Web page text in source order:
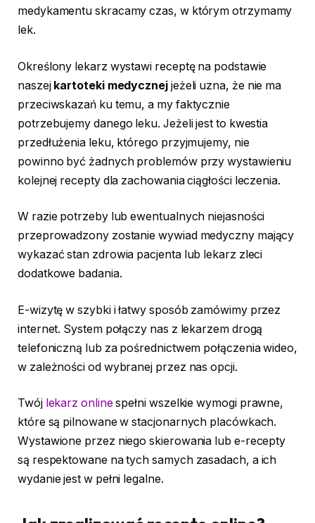
medykamentu skracamy czas, w którym otrzymamy
lek.
Określony lekarz wystawi receptę na podstawie
naszej kartoteki medycznejjeżeli uzna, że nie ma
przeciwskazań ku temu, a my faktycznie
potrzebujemy danego leku. Jeżeli jest to kwestia
przedłużenia leku, którego przyjmujemy, nie
powinno być żadnych problemów przy wystawieniu
kolejnej recepty dla zachowania ciągłości leczenia.
W razie potrzeby lub ewentualnych niejasności
przeprowadzony zostanie wywiad medyczny mający
wykazać stan zdrowia pacjenta lub lekarz zleci
dodatkowe badania.
E-wizytę w szybki i łatwy sposób zamówimy przez
internet. System połączy nas z lekarzem drogą
telefoniczną lub za pośrednictwem połączenia wideo,
w zależności od wybranej przez nas opcji.
Twój lekarz onlinespełni wszelkie wymogi prawne,
które są pilnowane w stacjonarnych placówkach.
Wystawione przez niego skierowania lub e-recepty
są respektowane na tych samych zasadach, a ich
wydanie jest w pełni legalne.